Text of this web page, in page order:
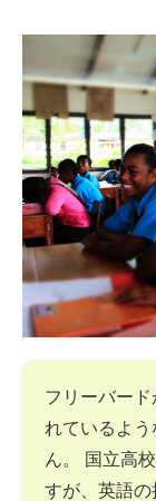
フリーバー
れているよ
ん。 国立高
すが、英語